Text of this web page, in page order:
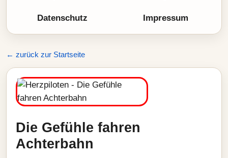
Datenschutz Impressum
← zurück zur Startseite
Die Gefühle fahren
Achterbahn